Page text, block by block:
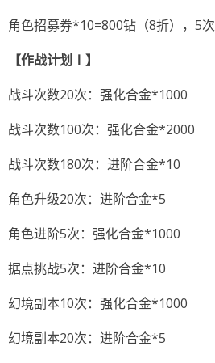
角色招募券*10=800钻（8折），5次
【作战计划Ⅰ】
战斗次数20次：强化合金*1000
战斗次数100次：强化合金*2000
战斗次数180次：进阶合金*10
角色升级20次：进阶合金*5
角色进阶5次：强化合金*1000
据点挑战5次：进阶合金*10
幻境副本10次：强化合金*1000
幻境副本20次：进阶合金*5